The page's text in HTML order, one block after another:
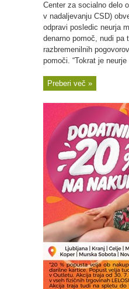
Center za socialno delo
v nadaljevanju CSD)
odpravi posledic neurja
denarno pomoč, nudi pa
razbremenilnih
pomoči. “Tokrat je neurje
Preberi več »